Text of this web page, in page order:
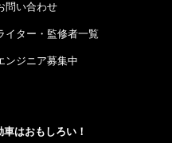
問い合わせ
イター・監修者一覧
ンジニア募集中
はおもしろい！